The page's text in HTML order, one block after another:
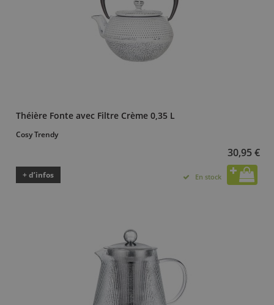
Théière Fonte avec Filtre Crème 0,35 L
Cosy Trendy
30,95 €
+ d’infos En stock